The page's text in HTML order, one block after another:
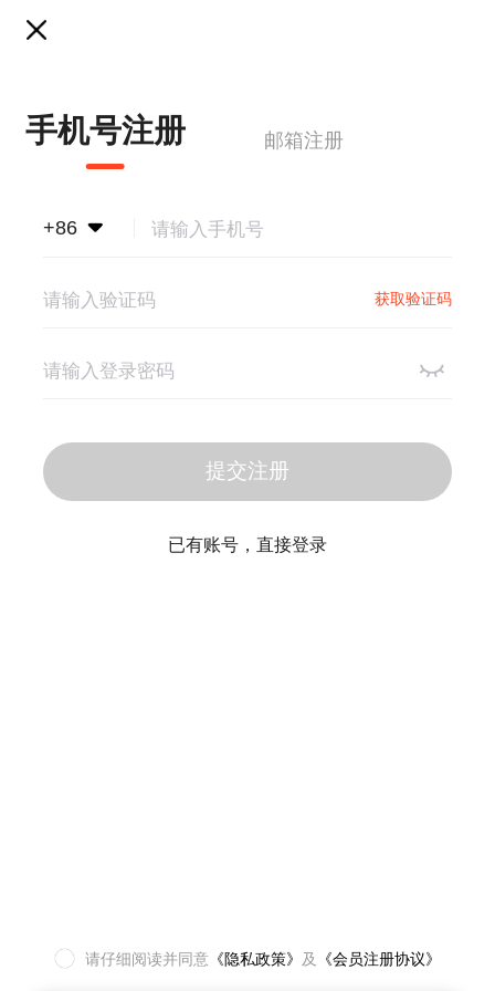
手机号注册 邮箱注册
+86
获取验证码
提交注册
已有账号，直接登录
请仔细阅读并同意 《隐私政策》 及 《会员注册协议》